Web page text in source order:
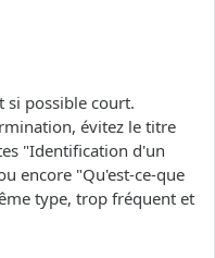
si possible court.
évitez le titre
"Identification d'un
encore "Qu'est-ce-que
type, trop fréquent et